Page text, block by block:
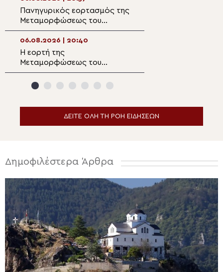
Σωτήρος Μαλλών
Ιεράπετρας
Πανηγυρικός εορτασμός της
Μεταμορφώσεως του
Σωτήρος στην
Αλεξανδρούπολη
06.08.2026 | 20:40
Η εορτή της
Μεταμορφώσεως του
Σωτήρος στα Λευκάκια
Ναυπλίου
ΔΕΙΤΕ ΟΛΗ ΤΗ ΡΟΗ ΕΙΔΗΣΕΩΝ
Δημοφιλέστερα Άρθρα